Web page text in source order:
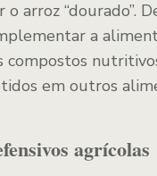
arroz “dourado”.
a
compostos
em outros
agrícolas